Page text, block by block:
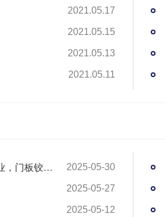
2021.05.17
2021.05.15
2021.05.13
2021.05.11
【普电交付案例】智能焊接赋能通信电气行业，门板铰链... 2025-05-30
2025-05-27
2025-05-12